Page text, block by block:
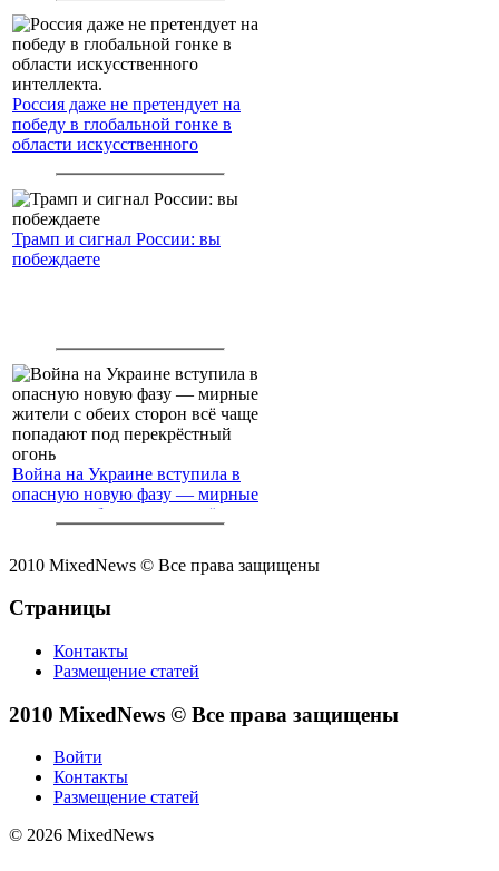
Россия даже не претендует на
победу в глобальной гонке в
области искусственного
Трамп и сигнал России: вы
побеждаете
Война на Украине вступила в
опасную новую фазу — мирные
жители с обеих сторон всё чаще
2010 MixedNews © Все права защищены
Страницы
Контакты
Размещение статей
2010 MixedNews © Все права защищены
Войти
Контакты
Размещение статей
© 2026 MixedNews